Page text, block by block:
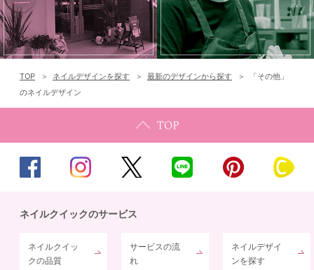
TOP ネイルデザインを探す 最新のデザインから探す
「その他」
のネイルデザイン
ネイルクイックのサービス
ネイルクイッ
クの品質
サービスの流
れ
ネイルデザイ
ンを探す